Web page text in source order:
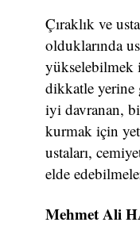
Çıraklık ve
olduklarında
yükselebilmek
dikkatle yerine
iyi davranan,
kurmak için
ustaları,
elde
Mehmet Ali